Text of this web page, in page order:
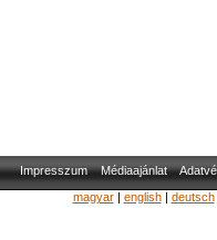
Impresszum Médiaajánlat
magyar| english| deutsch